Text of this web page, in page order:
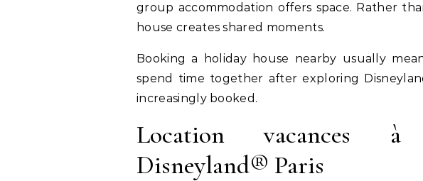
group accommodation offers space. Rather
house creates shared moments.
Booking a holiday house nearby usually
spend time together after exploring
increasingly booked.
Location vacances
Disneyland® Paris